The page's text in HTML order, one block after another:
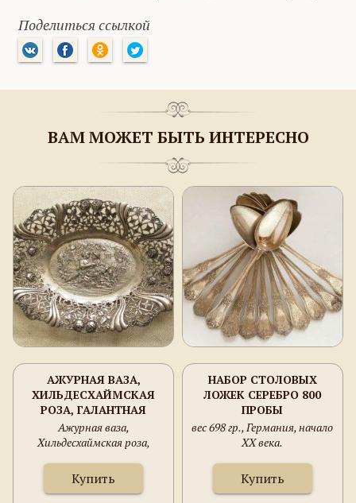
Поделиться ссылкой
ВАМ МОЖЕТ БЫТЬ ИНТЕРЕСНО
АЖУРНАЯ ВАЗА,
ХИЛЬДЕСХАЙМСКАЯ
РОЗА, ГАЛАНТНАЯ
СЦЕНА
Ажурная ваза,
Хильдесхаймская роза,
800 проба, 284 грамма,
265х178 мм.
Купить
НАБОР СТОЛОВЫХ
ЛОЖЕК СЕРЕБРО 800
ПРОБЫ
вес 698 гр., Германия, начало
XX века.
Купить